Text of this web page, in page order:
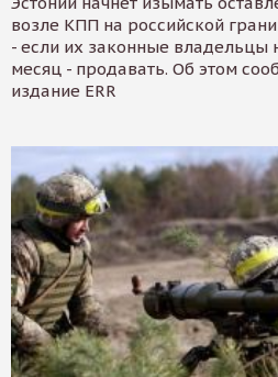
возле КПП на российской
- если их законные владельцы
месяц - продавать. Об этом
издание ERR